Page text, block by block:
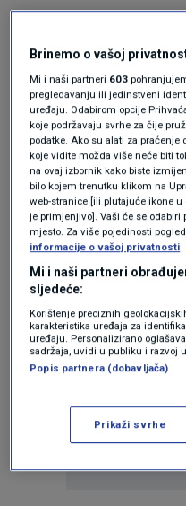
Brinemo o vašoj
Mi i naši partneri 603
pregledavanju ili jedinstveni
uređaju. Odabirom opcije
koje podržavaju svrhe za čije
podatke. Ako su alati za
koje vidite možda više neće biti
na ovaj izbornik kako biste
bilo kojem trenutku klikom na
web-stranice [ili plutajuće ikone
je primjenjivo]. Vaši će se
mjesto. Za više pojedinosti
informacije o vašoj privatnosti
Mi i naši partneri
sljedeće:
Korištenje preciznih
karakteristika uređaja za
uređaju. Personalizirano
sadržaja, uvidi u publiku i razvoj
Popis partnera (dobavljača)
Prikaži svrhe